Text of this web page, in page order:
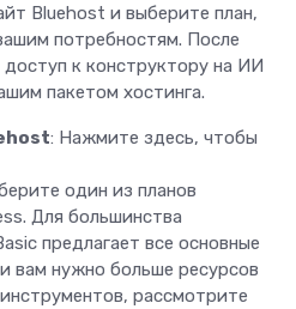
Bluehost и выберите план,
потребностям. После
к конструктору на ИИ
пакетом хостинга.
: Нажмите здесь, чтобы
один из планов
Для большинства
предлагает все основные
вам нужно больше ресурсов
рассмотрите